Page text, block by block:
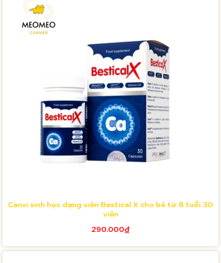
Canxi sinh học dạng viên Bestical X cho bé từ 8 tuổi 30
viên
290.000₫